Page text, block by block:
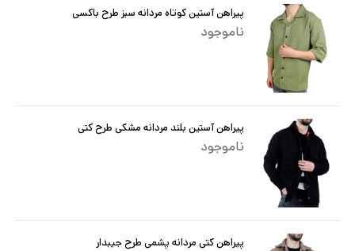
پیراهن آستین کوتاه مردانه سبز طرح باکسی
ناموجود
پیراهن آستین بلند مردانه مشکی طرح کتی
ناموجود
پیراهن کتی مردانه پشمی طرح جیبدار